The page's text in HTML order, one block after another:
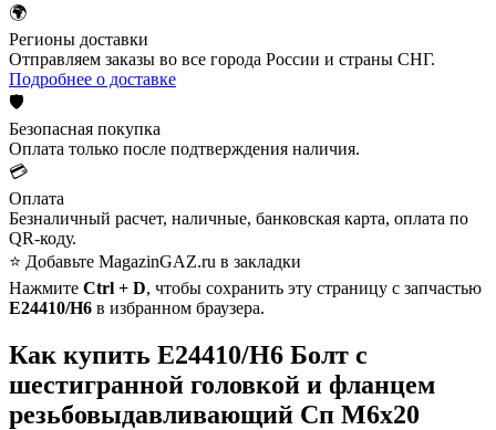
🌍
Регионы доставки
Отправляем заказы во все города России и страны СНГ.
Подробнее о доставке
🛡️
Безопасная покупка
Оплата только после подтверждения наличия.
💳
Оплата
Безналичный расчет, наличные, банковская карта, оплата по
QR-коду.
⭐ Добавьте MagazinGAZ.ru в закладки
Нажмите Ctrl + D, чтобы сохранить эту страницу с запчастью
E24410/H6 в избранном браузера.
Как купить E24410/H6 Болт с
шестигранной головкой и фланцем
резьбовыдавливающий Сп М6х20